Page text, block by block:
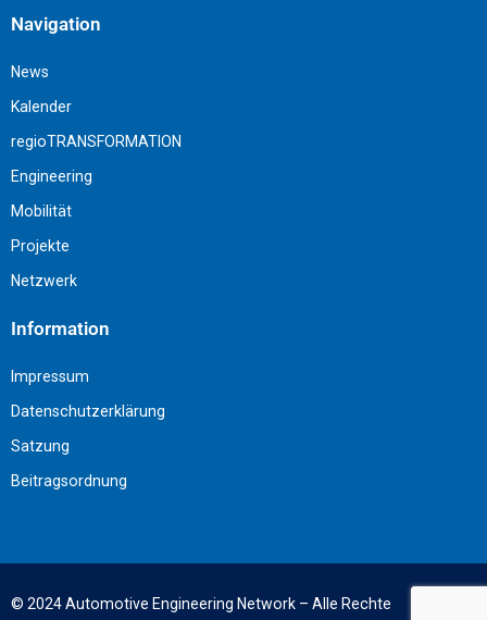
Navigation
News
Kalender
regioTRANSFORMATION
Engineering
Mobilität
Projekte
Netzwerk
Information
Impressum
Datenschutzerklärung
Satzung
Beitragsordnung
© 2024Automotive Engineering Network – Alle Rechte